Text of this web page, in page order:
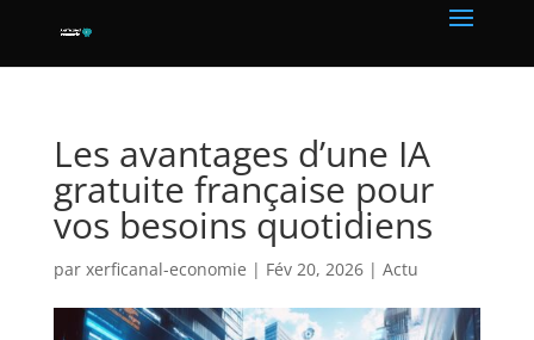
Les avantages d’une IA
gratuite française pour
vos besoins quotidiens
par xerficanal-economie | Fév 20, 2026| Actu